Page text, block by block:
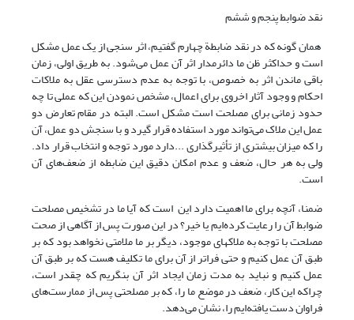
نقد ضوابط پنجم و ششم
همان گونه که در نقد ضابطة چهارم گفتیم، اثر سنجی از یک عمل مشکل
است و حداکثر ظن ما دائرمدار اثر آن عمل می‌شود. به طریق اولی، زمان
باقی ماندن اثر به خصوص، با توجه به عدم دسترسی عقل به ملاکات
احکام و وجود آثار اخروی برای اعمال، مشخص نمودن این که عملی تا چه
حدود زمانی برای مصلحت است مشکل است. البته در مقام تعارض دو
عمل این ملاک می‌تواند مورد استفاده قرار گیرد و با سنجش دو عمل، آن
را که میزان بیشتری از تأثیرگذاری ...دارد مورد توجه و انتخاب قرار داد.
ولی به هر حال، ضعف و عدم امکان دقیق این ضابطه از ضعف‌های آن
است.
ضمنا، آنچه برای ما اهمیت دارد این است که آیا ما در تشخیص مصلحت
ضوابط آن را رعایت کرده‌ایم یا خیر؟ در این صورت پس از آگاهی از صحت
مصلحت با توجه به ملاک­های موجود، دیگر بر ما ملامتی نخواهد بود که بر
طبق آن عمل کنیم و حتی فراتر از آن برای ما تکلیف هست که بر طبق آن
عمل کنیم و نباید به مدت زمان ایجاد اثر آن بنگریم که چقدر است،
چراکه این کار، ضعف در موضع ما را، که بر مصلحتی پس از ممارست‌های
فراوان دست یافته‌ایم را، نشان می‌دهد.